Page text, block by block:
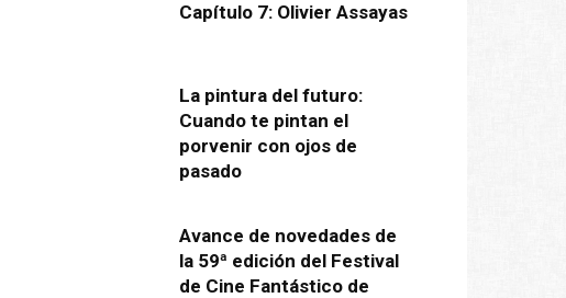
Capítulo 7: Olivier Assayas
La pintura del futuro:
Cuando te pintan el
porvenir con ojos de
pasado
Avance de novedades de
la 59ª edición del Festival
de Cine Fantástico de